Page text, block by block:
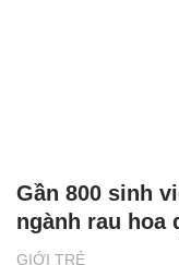
GIỚI TRẺ
Gần 800 sinh
ngành rau hoa